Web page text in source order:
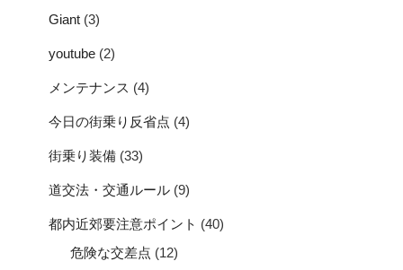
Giant (3)
youtube (2)
メンテナンス (4)
今日の街乗り反省点 (4)
街乗り装備 (33)
道交法・交通ルール (9)
都内近郊要注意ポイント (40)
危険な交差点 (12)